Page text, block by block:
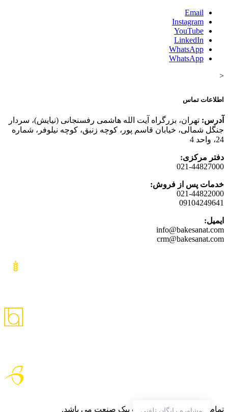
Email
Instagram
YouTube
LinkedIn
WhatsApp
WhatsApp
<
اطلاعات تماس
آدرس: تهران، بزرگراه آیت الله هاشمی رفسنجانی (نیایش)، سردار
جنگل شمالی، خیابان قاسم پور، کوچه زنبق، کوچه نیلوفر، شماره
24، واحد 4
دفتر مرکزی:
021-44827000
خدمات پس از فروش:
021-44822000
09104249641
ایمیل:
info@bakesanat.com
crm@bakesanat.com
تمام حقوق متعلق به شرکت بیک صنعت می باشد.